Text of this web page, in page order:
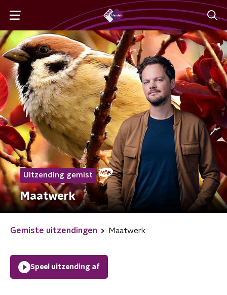
Uitzending gemist
Maatwerk
Gemiste uitzendingen Maatwerk
Speel uitzending af